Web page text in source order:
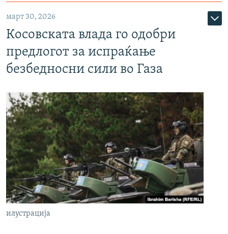
март 30, 2026
Косовската влада го одобри
предлогот за испраќање
безбедносни сили во Газа
илустрација